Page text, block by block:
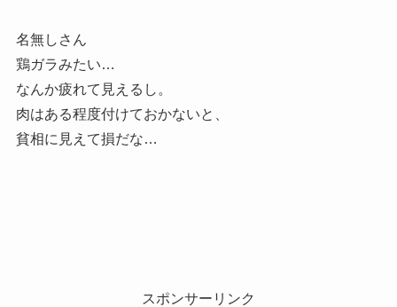
名無しさん
鶏ガラみたい…
なんか疲れて見えるし。
肉はある程度付けておかないと、
貧相に見えて損だな…
スポンサーリンク